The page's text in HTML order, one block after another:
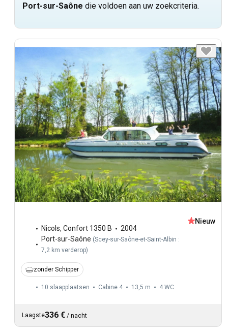
Port-sur-Saône die voldoen aan uw zoekcriteria.
Nicols, Confort 1350 B
2004
Port-sur-Saône (Scey-sur-Saône-et-Saint-Albin :
7,2 km verderop)
Nieuw
zonder Schipper
10 slaapplaatsen Cabine 4 13,5 m 4 WC
Laagste336 € / nacht